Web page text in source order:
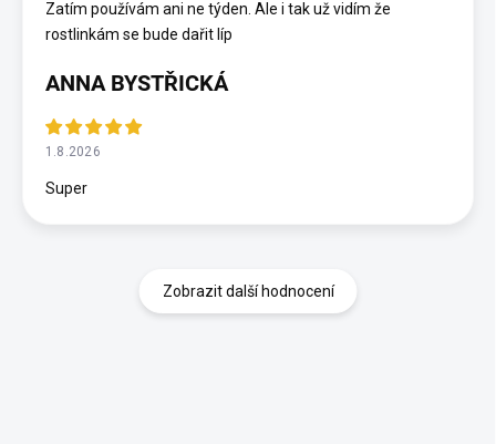
Zatím používám ani ne týden. Ale i tak už vidím že
rostlinkám se bude dařit líp
ANNA BYSTŘICKÁ
1.8.2026
Super
Zobrazit další hodnocení